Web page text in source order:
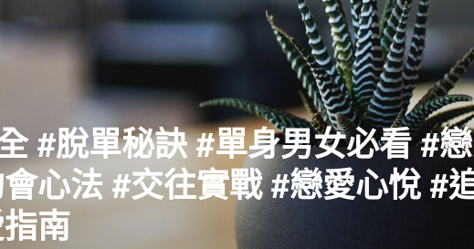
#脫單秘訣 #單身男女必看 #
心法 #交往實戰 #戀愛心悅 #
南